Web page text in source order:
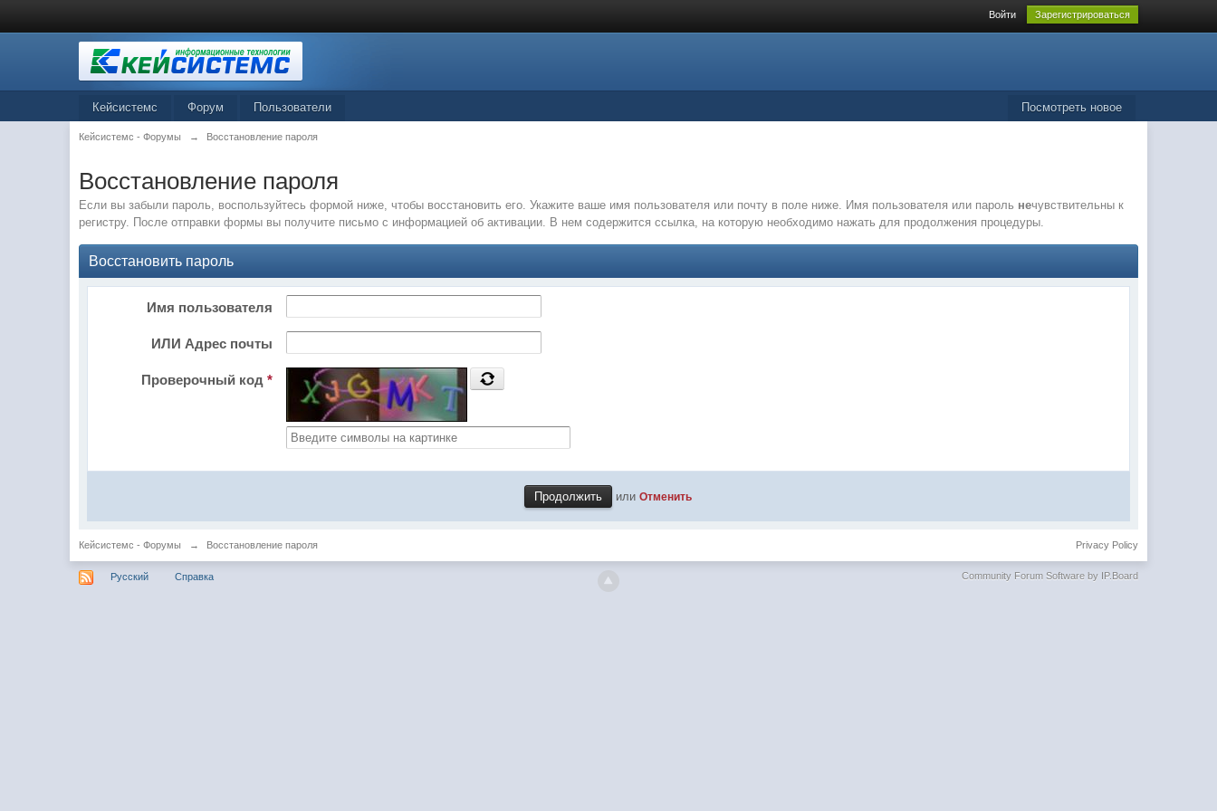
Войти Зарегистрироваться
Посмотреть новое
Кейсистемс Форум Пользователи
Кейсистемс - Форумы → Восстановление пароля
Восстановление пароля
Если вы забыли пароль, воспользуйтесь формой ниже, чтобы восстановить его. Укажите ваше имя пользователя или почту в поле ниже. Имя пользователя или пароль нечувствительны к
регистру. После отправки формы вы получите письмо с информацией об активации. В нем содержится ссылка, на которую необходимо нажать для продолжения процедуры.
Восстановить пароль
Имя пользователя
ИЛИ Адрес почты
Проверочный код*
илиОтменить
Кейсистемс - Форумы → Восстановление пароля Privacy Policy
Русский Справка Community Forum Software by IP.Board